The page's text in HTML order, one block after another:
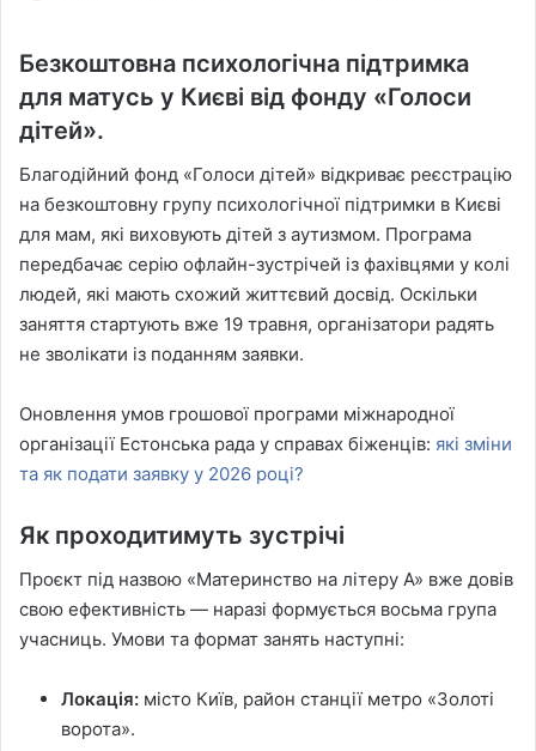
Безкоштовна психологічна підтримка
для матусь у Києві від фонду «Голоси
дітей».
Благодійний фонд «Голоси дітей» відкриває реєстрацію
на безкоштовну групу психологічної підтримки в Києві
для мам, які виховують дітей з аутизмом. Програма
передбачає серію офлайн-зустрічей із фахівцями у колі
людей, які мають схожий життєвий досвід. Оскільки
заняття стартують вже 19 травня, організатори радять
не зволікати із поданням заявки.
Оновлення умов грошової програми міжнародної
організації Естонська рада у справах біженців: які зміни
та як подати заявку у 2026 році?
Як проходитимуть зустрічі
Проєкт під назвою «Материнство на літеру А» вже довів
свою ефективність — наразі формується восьма група
учасниць. Умови та формат занять наступні:
Локація: місто Київ, район станції метро «Золоті
ворота».